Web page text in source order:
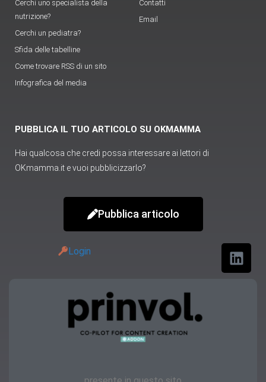
Cerchi uno specialista della
nutrizione?
Cerchi un pediatra?
Sfida delle tabelline
Come trovare RSS di un sito
Infografica del media
Contatti
Email
PUBBLICA IL TUO ARTICOLO SU OKMAMMA
Hai qualcosa che credi possa interessare ai lettori di
OKmamma.it e vuoi pubblicizzarlo?
Pubblica articolo
Login